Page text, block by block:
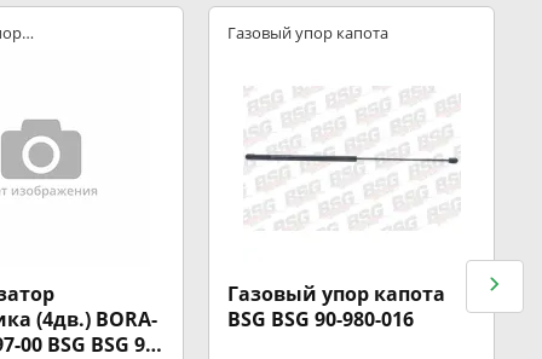
(4дв.) BORA-
00 BSG BSG 90-
Газовый упор капота
Газовый упор капота
BSG BSG 90-980-016